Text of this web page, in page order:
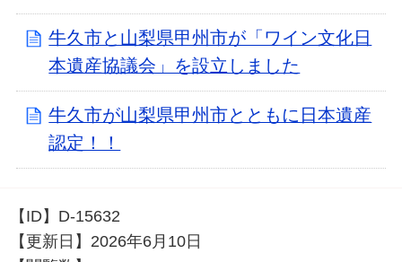
牛久市と山梨県甲州市が「ワイン文化日
本遺産協議会」を設立しました
牛久市が山梨県甲州市とともに日本遺産
認定！！
【ID】 D-15632
【更新日】 2026年6月10日